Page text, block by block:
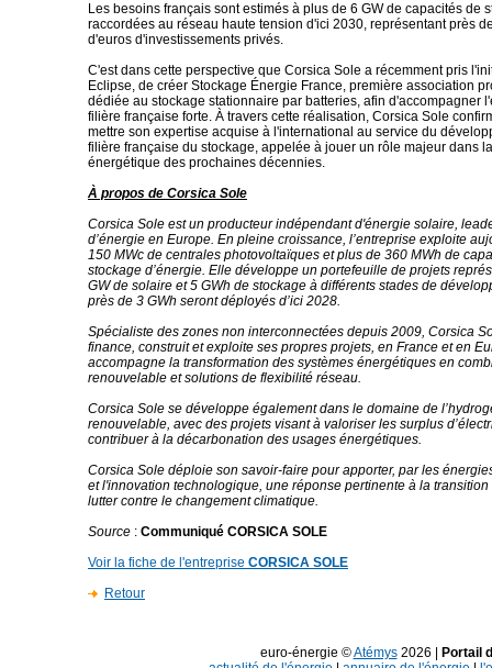
Les besoins français sont estimés à plus de 6 GW de capacités de
raccordées au réseau haute tension d'ici 2030, représentant près
d'euros d'investissements privés.
C'est dans cette perspective que Corsica Sole a récemment pris
Eclipse, de créer Stockage Énergie France, première association
dédiée au stockage stationnaire par batteries, afin d'accompagner
filière française forte. À travers cette réalisation, Corsica Sole
mettre son expertise acquise à l'international au service du
filière française du stockage, appelée à jouer un rôle majeur dans
énergétique des prochaines décennies.
À propos de Corsica Sole
Corsica Sole est un producteur indépendant d'énergie solaire,
d’énergie en Europe. En pleine croissance, l’entreprise exploite
150 MWc de centrales photovoltaïques et plus de 360 MWh de
stockage d’énergie. Elle développe un portefeuille de projets
GW de solaire et 5 GWh de stockage à différents stades de
près de 3 GWh seront déployés d’ici 2028.
Spécialiste des zones non interconnectées depuis 2009, Corsica
finance, construit et exploite ses propres projets, en France et en
accompagne la transformation des systèmes énergétiques en
renouvelable et solutions de flexibilité réseau.
Corsica Sole se développe également dans le domaine de
renouvelable, avec des projets visant à valoriser les surplus
contribuer à la décarbonation des usages énergétiques.
Corsica Sole déploie son savoir-faire pour apporter, par les
et l'innovation technologique, une réponse pertinente à la
lutter contre le changement climatique.
Source : Communiqué CORSICA SOLE
Voir la fiche de l'entreprise CORSICA SOLE
Retour
euro-énergie ©Atémys2026 |
Portail